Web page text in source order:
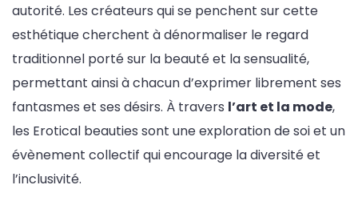
autorité. Les créateurs qui se penchent sur cette
esthétique cherchent à dénormaliser le regard
traditionnel porté sur la beauté et la sensualité,
permettant ainsi à chacun d’exprimer librement ses
fantasmes et ses désirs. À travers l’art et la mode,
les Erotical beauties sont une exploration de soi et un
évènement collectif qui encourage la diversité et
l’inclusivité.